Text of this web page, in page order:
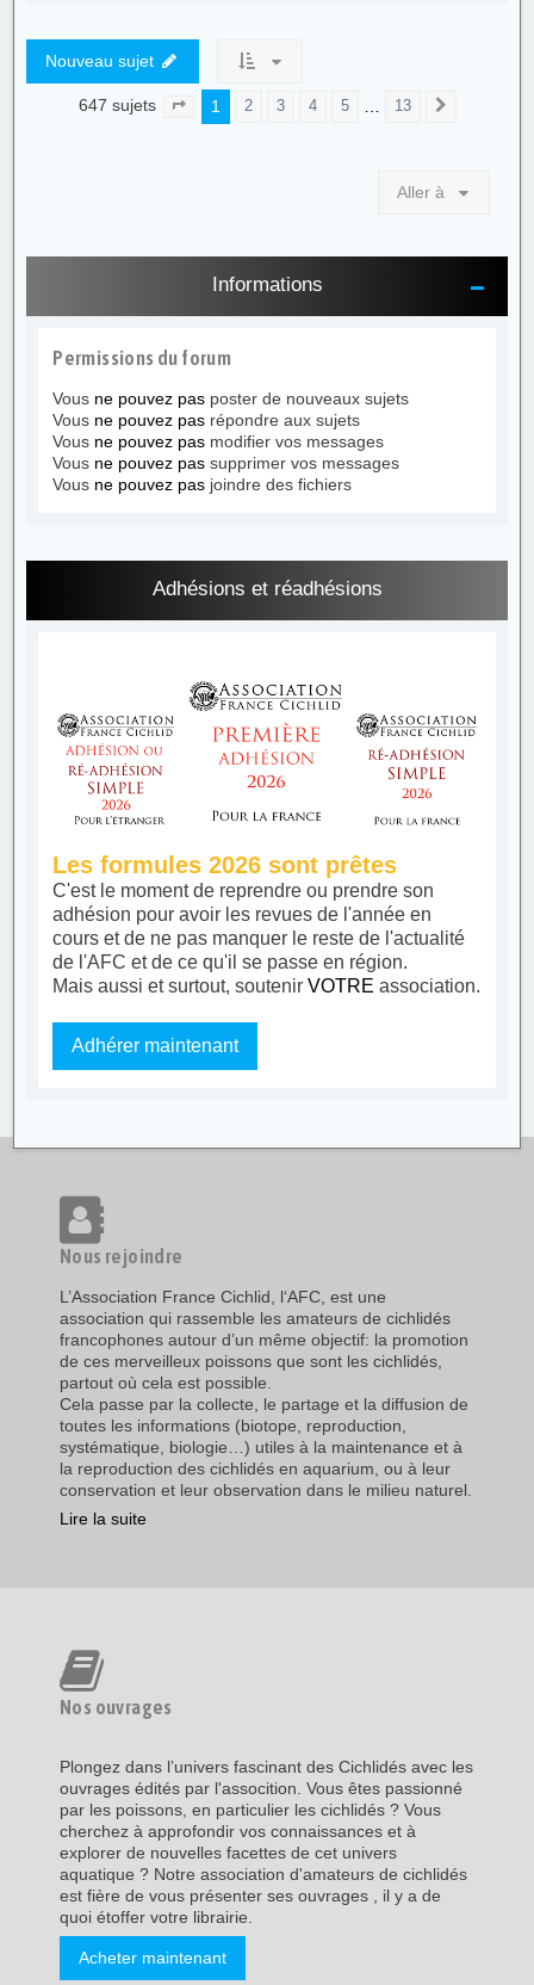
Nouveau sujet
647 sujets Page sur 13
1 2 3 4 5 13
Aller à
Informations
Permissions du forum
Vous ne pouvez pas poster de nouveaux sujets
Vous ne pouvez pas répondre aux sujets
Vous ne pouvez pas modifier vos messages
Vous ne pouvez pas supprimer vos messages
Vous ne pouvez pas joindre des fichiers
Adhésions et réadhésions
Les formules 2026 sont prêtes
C'est le moment de reprendre ou prendre son
adhésion pour avoir les revues de l'année en
cours et de ne pas manquer le reste de l'actualité
de l'AFC et de ce qu'il se passe en région.
Mais aussi et surtout, soutenirVOTRE association.
Adhérer maintenant
Nous rejoindre
L’Association France Cichlid, l‘AFC, est une
association qui rassemble les amateurs de cichlidés
francophones autour d’un même objectif: la promotion
de ces merveilleux poissons que sont les cichlidés,
partout où cela est possible.
Cela passe par la collecte, le partage et la diffusion de
toutes les informations (biotope, reproduction,
systématique, biologie…) utiles à la maintenance et à
la reproduction des cichlidés en aquarium, ou à leur
conservation et leur observation dans le milieu naturel.
Lire la suite
Nos ouvrages
Plongez dans l’univers fascinant des Cichlidés avec les
ouvrages édités par l'assocition. Vous êtes passionné
par les poissons, en particulier les cichlidés ? Vous
cherchez à approfondir vos connaissances et à
explorer de nouvelles facettes de cet univers
aquatique ? Notre association d'amateurs de cichlidés
est fière de vous présenter ses ouvrages , il y a de
quoi étoffer votre librairie.
Acheter maintenant